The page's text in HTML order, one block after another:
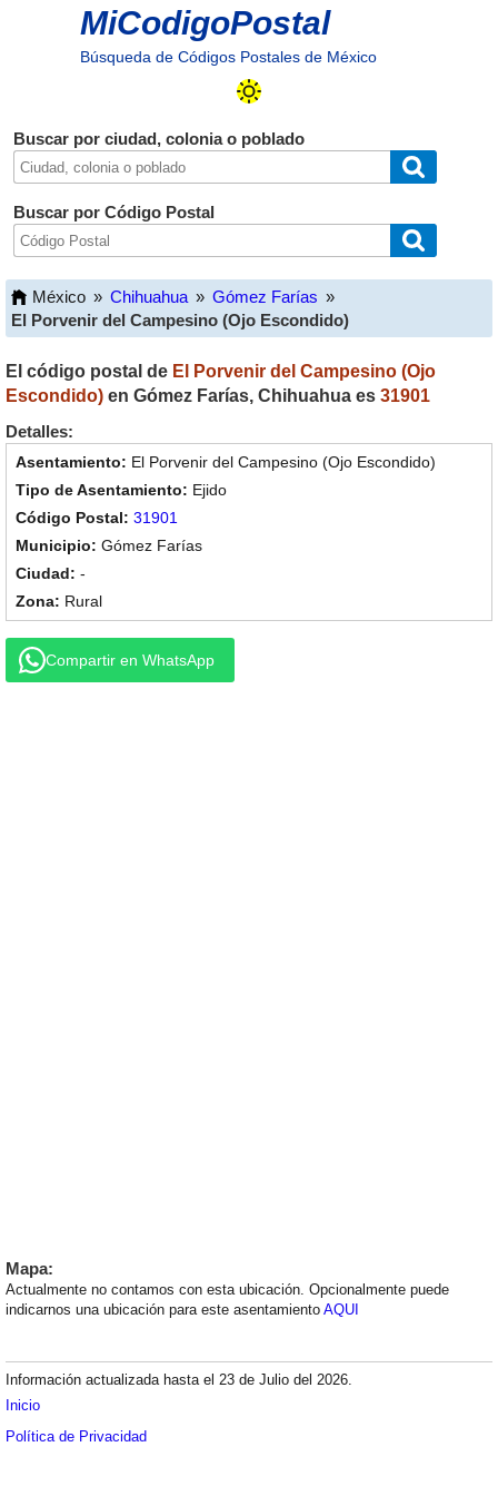
MiCodigoPostal
Búsqueda de Códigos Postales de México
Buscar por ciudad, colonia o poblado
Buscar por Código Postal
México » Chihuahua » Gómez Farías »
El Porvenir del Campesino (Ojo Escondido)
El código postal de El Porvenir del Campesino (Ojo
Escondido) en Gómez Farías, Chihuahua es 31901
Detalles:
El Porvenir del Campesino (Ojo Escondido)
Ejido
31901
Gómez Farías
-
Rural
Compartir en WhatsApp
Mapa:
Actualmente no contamos con esta ubicación. Opcionalmente puede
indicarnos una ubicación para este asentamiento AQUI
Información actualizada hasta el 23 de Julio del 2026.
Inicio
Política de Privacidad